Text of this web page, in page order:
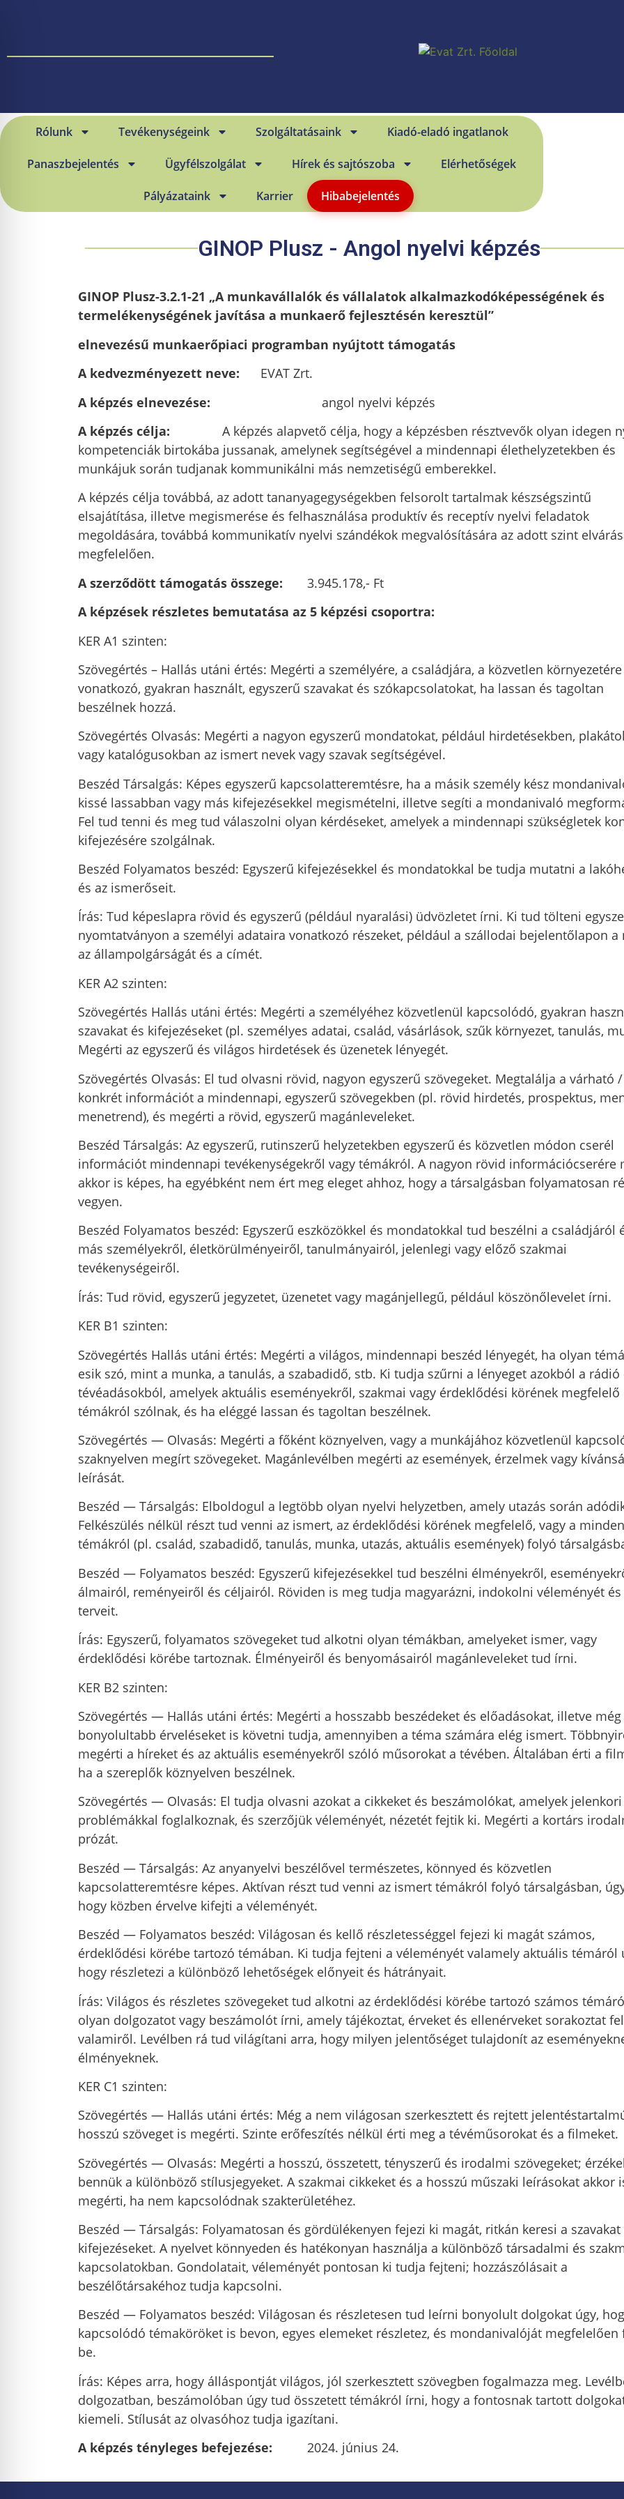
Rólunk Tevékenységeink Szolgáltatásaink Kiadó-eladó ingatlanok
Panaszbejelentés Ügyfélszolgálat Hírek és sajtószoba Elérhetőségek
Pályázataink Karrier Hibabejelentés
GINOP Plusz - Angol nyelvi képzés
GINOP Plusz-3.2.1-21 „A munkavállalók és vállalatok alkalmazkodóképességének és
termelékenységének javítása a munkaerő fejlesztésén keresztül”
elnevezésű munkaerőpiaci programban nyújtott támogatás
A kedvezményezett neve: EVAT Zrt.
A képzés elnevezése: angol nyelvi képzés
A képzés célja: A képzés alapvető célja, hogy a képzésben résztvevők olyan idegen
kompetenciák birtokába jussanak, amelynek segítségével a mindennapi élethelyzetekben és
munkájuk során tudjanak kommunikálni más nemzetiségű emberekkel.
A képzés célja továbbá, az adott tananyagegységekben felsorolt tartalmak készségszintű
elsajátítása, illetve megismerése és felhasználása produktív és receptív nyelvi feladatok
megoldására, továbbá kommunikatív nyelvi szándékok megvalósítására az adott szint
megfelelően.
A szerződött támogatás összege: 3.945.178,- Ft
A képzések részletes bemutatása az 5 képzési csoportra:
KER A1 szinten:
Szövegértés – Hallás utáni értés: Megérti a személyére, a családjára, a közvetlen környezetére
vonatkozó, gyakran használt, egyszerű szavakat és szókapcsolatokat, ha lassan és tagoltan
beszélnek hozzá.
Szövegértés Olvasás: Megérti a nagyon egyszerű mondatokat, például hirdetésekben,
vagy katalógusokban az ismert nevek vagy szavak segítségével.
Beszéd Társalgás: Képes egyszerű kapcsolatteremtésre, ha a másik személy kész
kissé lassabban vagy más kifejezésekkel megismételni, illetve segíti a mondanivaló
Fel tud tenni és meg tud válaszolni olyan kérdéseket, amelyek a mindennapi szükségletek
kifejezésére szolgálnak.
Beszéd Folyamatos beszéd: Egyszerű kifejezésekkel és mondatokkal be tudja mutatni a
és az ismerőseit.
Írás: Tud képeslapra rövid és egyszerű (például nyaralási) üdvözletet írni. Ki tud tölteni
nyomtatványon a személyi adataira vonatkozó részeket, például a szállodai bejelentőlapon a
az állampolgárságát és a címét.
KER A2 szinten:
Szövegértés Hallás utáni értés: Megérti a személyéhez közvetlenül kapcsolódó, gyakran
szavakat és kifejezéseket (pl. személyes adatai, család, vásárlások, szűk környezet, tanulás,
Megérti az egyszerű és világos hirdetések és üzenetek lényegét.
Szövegértés Olvasás: El tud olvasni rövid, nagyon egyszerű szövegeket. Megtalálja a várható /
konkrét információt a mindennapi, egyszerű szövegekben (pl. rövid hirdetés, prospektus,
menetrend), és megérti a rövid, egyszerű magánleveleket.
Beszéd Társalgás: Az egyszerű, rutinszerű helyzetekben egyszerű és közvetlen módon cserél
információt mindennapi tevékenységekről vagy témákról. A nagyon rövid információcserére
akkor is képes, ha egyébként nem ért meg eleget ahhoz, hogy a társalgásban folyamatosan
vegyen.
Beszéd Folyamatos beszéd: Egyszerű eszközökkel és mondatokkal tud beszélni a családjáról
más személyekről, életkörülményeiről, tanulmányairól, jelenlegi vagy előző szakmai
tevékenységeiről.
Írás: Tud rövid, egyszerű jegyzetet, üzenetet vagy magánjellegű, például köszönőlevelet írni.
KER B1 szinten:
Szövegértés Hallás utáni értés: Megérti a világos, mindennapi beszéd lényegét, ha olyan
esik szó, mint a munka, a tanulás, a szabadidő, stb. Ki tudja szűrni a lényeget azokból a rádió
tévéadásokból, amelyek aktuális eseményekről, szakmai vagy érdeklődési körének megfelelő
témákról szólnak, és ha eléggé lassan és tagoltan beszélnek.
Szövegértés — Olvasás: Megérti a főként köznyelven, vagy a munkájához közvetlenül
szaknyelven megírt szövegeket. Magánlevélben megérti az események, érzelmek vagy
leírását.
Beszéd — Társalgás: Elboldogul a legtöbb olyan nyelvi helyzetben, amely utazás során
Felkészülés nélkül részt tud venni az ismert, az érdeklődési körének megfelelő, vagy a
témákról (pl. család, szabadidő, tanulás, munka, utazás, aktuális események) folyó
Beszéd — Folyamatos beszéd: Egyszerű kifejezésekkel tud beszélni élményekről,
álmairól, reményeiről és céljairól. Röviden is meg tudja magyarázni, indokolni véleményét és
terveit.
Írás: Egyszerű, folyamatos szövegeket tud alkotni olyan témákban, amelyeket ismer, vagy
érdeklődési körébe tartoznak. Élményeiről és benyomásairól magánleveleket tud írni.
KER B2 szinten:
Szövegértés — Hallás utáni értés: Megérti a hosszabb beszédeket és előadásokat, illetve még
bonyolultabb érveléseket is követni tudja, amennyiben a téma számára elég ismert.
megérti a híreket és az aktuális eseményekről szóló műsorokat a tévében. Általában érti a
ha a szereplők köznyelven beszélnek.
Szövegértés — Olvasás: El tudja olvasni azokat a cikkeket és beszámolókat, amelyek jelenkori
problémákkal foglalkoznak, és szerzőjük véleményét, nézetét fejtik ki. Megérti a kortárs
prózát.
Beszéd — Társalgás: Az anyanyelvi beszélővel természetes, könnyed és közvetlen
kapcsolatteremtésre képes. Aktívan részt tud venni az ismert témákról folyó társalgásban,
hogy közben érvelve kifejti a véleményét.
Beszéd — Folyamatos beszéd: Világosan és kellő részletességgel fejezi ki magát számos,
érdeklődési körébe tartozó témában. Ki tudja fejteni a véleményét valamely aktuális témáról
hogy részletezi a különböző lehetőségek előnyeit és hátrányait.
Írás: Világos és részletes szövegeket tud alkotni az érdeklődési körébe tartozó számos
olyan dolgozatot vagy beszámolót írni, amely tájékoztat, érveket és ellenérveket sorakoztat fel
valamiről. Levélben rá tud világítani arra, hogy milyen jelentőséget tulajdonít az
élményeknek.
KER C1 szinten:
Szövegértés — Hallás utáni értés: Még a nem világosan szerkesztett és rejtett
hosszú szöveget is megérti. Szinte erőfeszítés nélkül érti meg a tévéműsorokat és a filmeket.
Szövegértés — Olvasás: Megérti a hosszú, összetett, tényszerű és irodalmi szövegeket;
bennük a különböző stílusjegyeket. A szakmai cikkeket és a hosszú műszaki leírásokat akkor
megérti, ha nem kapcsolódnak szakterületéhez.
Beszéd — Társalgás: Folyamatosan és gördülékenyen fejezi ki magát, ritkán keresi a szavakat
kifejezéseket. A nyelvet könnyeden és hatékonyan használja a különböző társadalmi és
kapcsolatokban. Gondolatait, véleményét pontosan ki tudja fejteni; hozzászólásait a
beszélőtársakéhoz tudja kapcsolni.
Beszéd — Folyamatos beszéd: Világosan és részletesen tud leírni bonyolult dolgokat úgy,
kapcsolódó témaköröket is bevon, egyes elemeket részletez, és mondanivalóját megfelelően
be.
Írás: Képes arra, hogy álláspontját világos, jól szerkesztett szövegben fogalmazza meg.
dolgozatban, beszámolóban úgy tud összetett témákról írni, hogy a fontosnak tartott
kiemeli. Stílusát az olvasóhoz tudja igazítani.
A képzés tényleges befejezése: 2024. június 24.